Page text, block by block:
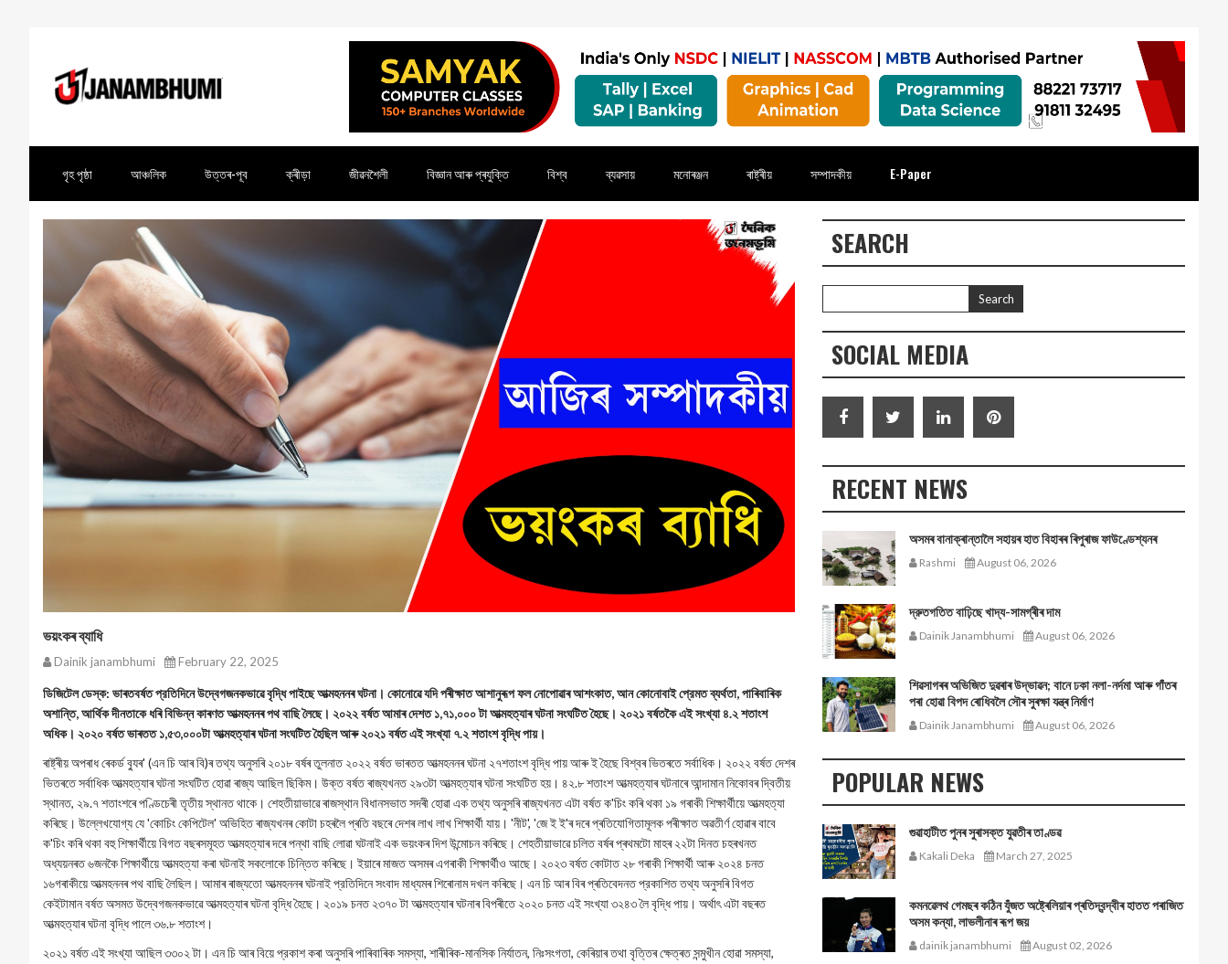
গৃহ পৃষ্ঠা আঞ্চলিক উত্তৰ-পূব ক্ৰীড়া জীৱনশৈলী বিজ্ঞান আৰু প্ৰযুক্তি বিশ্ব ব্যৱসায় মনোৰঞ্জন ৰাষ্ট্ৰীয় সম্পাদকীয় E-Paper
ভয়ংকৰ ব্যাধি
Dainik janambhumi February 22, 2025
ডিজিটেল ডেস্ক: ভাৰতবৰ্ষত প্রতিদিনে উদ্বেগজনকভাৱে বৃদ্ধি পাইছে আত্মহননৰ ঘটনা। কোনোৱে যদি পৰীক্ষাত আশানুৰূপ ফল নোপোৱাৰ আশংকাত, আন কোনোবাই প্রেমত ব্যর্থতা, পাৰিবাৰিক
অশান্তি, আর্থিক দীনতাকে ধৰি বিভিন্ন কাৰণত আত্মহননৰ পথ বাছি লৈছে। ২০২২ বৰ্ষত আমাৰ দেশত ১,৭১,০০০ টা আত্মহত্যাৰ ঘটনা সংঘটিত হৈছে। ২০২১ বর্ষতকৈ এই সংখ্যা ৪.২ শতাংশ
অধিক। ২০২০ বর্ষত ভাৰতত ১,৫৩,০০০টা আত্মহত্যাৰ ঘটনা সংঘটিত হৈছিল আৰু ২০২১ বর্ষত এই সংখ্যা ৭.২ শতাংশ বৃদ্ধি পায়।
ৰাষ্ট্ৰীয় অপৰাধ ৰেকৰ্ড ব্যুৰ' (এন চি আৰ বি)ৰ তথ্য অনুসৰি ২০১৮ বৰ্ষৰ তুলনাত ২০২২ বৰ্ষত ভাৰতত আত্মহননৰ ঘটনা ২৭শতাংশ বৃদ্ধি পায় আৰু ই হৈছে বিশ্বৰ ভিতৰতে সৰ্বাধিক। ২০২২ বৰ্ষত দেশৰ
ভিতৰতে সৰ্বাধিক আত্মহত্যাৰ ঘটনা সংঘটিত হোৱা ৰাজ্য আছিল ছিকিম। উক্ত বৰ্ষত ৰাজ্যখনত ২৯৩টা আত্মহত্যাৰ ঘটনা সংঘটিত হয়। ৪২.৮ শতাংশ আত্মহত্যাৰ ঘটনাৰে আন্দামান নিকোবৰ দ্বিতীয়
স্থানত, ২৯.৭ শতাংশৰে পণ্ডিচেৰী তৃতীয় স্থানত থাকে। শেহতীয়াভাৱে ৰাজস্থান বিধানসভাত সদৰী হোৱা এক তথ্য অনুসৰি ৰাজ্যখনত এটা বৰ্ষত ক'চিং কৰি থকা ১৯ গৰাকী শিক্ষার্থীয়ে আত্মহত্যা
কৰিছে। উল্লেখযোগ্য যে 'কোচিং কেপিটেল' অভিহিত ৰাজ্যখনৰ কোটা চহৰলৈ প্ৰতি বছৰে দেশৰ লাখ লাখ শিক্ষার্থী যায়। 'নীট', 'জে ই ই'ৰ দৰে প্ৰতিযোগিতামূলক পৰীক্ষাত অৱতীৰ্ণ হোৱাৰ বাবে
ক'চিং কৰি থকা বহু শিক্ষার্থীয়ে বিগত বছৰসমূহত আত্মহত্যাৰ দৰে পন্থা বাছি লোৱা ঘটনাই এক ভয়ংকৰ দিশ উন্মোচন কৰিছে। শেহতীয়াভাৱে চলিত বৰ্ষৰ প্ৰথমটো মাহৰ ২২টা দিনত চহৰখনত
অধ্যয়নৰত ৬জনকৈ শিক্ষার্থীয়ে আত্মহত্যা কৰা ঘটনাই সকলোকে চিন্তিত কৰিছে। ইয়াৰে মাজত অসমৰ এগৰাকী শিক্ষার্থীও আছে। ২০২৩ বর্ষত কোটাত ২৮ গৰাকী শিক্ষার্থী আৰু ২০২৪ চনত
১৬গৰাকীয়ে আত্মহননৰ পথ বাছি লৈছিল। আমাৰ ৰাজ্যতো আত্মহননৰ ঘটনাই প্রতিদিনে সংবাদ মাধ্যমৰ শিৰোনাম দখল কৰিছে। এন চি আৰ বিৰ প্ৰতিবেদনত প্রকাশিত তথ্য অনুসৰি বিগত
কেইটামান বর্ষত অসমত উদ্বেগজনকভাৱে আত্মহত্যাৰ ঘটনা বৃদ্ধি হৈছে। ২০১৯ চনত ২৩৭০ টা আত্মহত্যাৰ ঘটনাৰ বিপৰীতে ২০২০ চনত এই সংখ্যা ৩২৪৩ লৈ বৃদ্ধি পায়। অর্থাৎ এটা বছৰত
আত্মহত্যাৰ ঘটনা বৃদ্ধি পালে ৩৬.৮ শতাংশ।
২০২১ বর্ষত এই সংখ্যা আছিল ৩৩০২ টা। এন চি আৰ বিয়ে প্রকাশ কৰা অনুসৰি পাৰিবাৰিক সমস্যা, শাৰীৰিক-মানসিক নির্যাতন, নিঃসংগতা, কেৰিয়াৰ তথা বৃত্তিৰ ক্ষেত্ৰত সন্মুখীন হোৱা সমস্যা,
SEARCH
SOCIAL MEDIA
RECENT NEWS
অসমৰ বানাক্ৰান্তালৈ সহায়ৰ হাত বিহাৰৰ ৰিপুৰাজ ফাউণ্ডেশ্যনৰ
Rashmi August 06, 2026
দ্রুতগতিত বাঢ়িছে খাদ্য-সামগ্ৰীৰ দাম
Dainik Janambhumi August 06, 2026
শিৱসাগৰৰ অভিজিত দুৱৰাৰ উদ্ভাৱন; বানে ঢকা নলা-নৰ্দমা আৰু গাঁতৰ
পৰা হোৱা বিপদ ৰোধিবলৈ সৌৰ সুৰক্ষা যন্ত্ৰ নিৰ্মাণ
Dainik Janambhumi August 06, 2026
POPULAR NEWS
গুৱাহাটীত পুনৰ সুৰাসক্ত যুৱতীৰ তাণ্ডৱ
Kakali Deka March 27, 2025
কমনৱেলথ গেমছৰ কঠিন যুঁজত অষ্ট্ৰেলিয়াৰ প্ৰতিদ্বন্দ্বীৰ হাতত পৰাজিত
অসম কন্যা, লাভলীনাৰ ৰূপ জয়
dainik janambhumi August 02, 2026